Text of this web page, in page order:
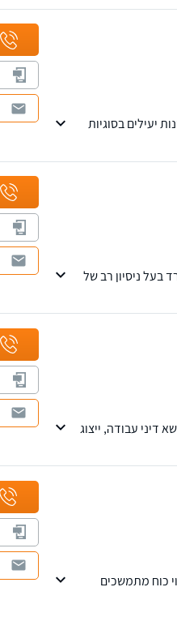
יעילים בסוגיות
בעל ניסיון רב של
על נושא דיני עבודה, ייצוג
כוח מתמשכים